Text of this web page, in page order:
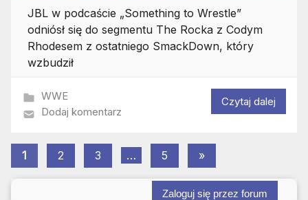
JBL w podcaście „Something to Wrestle”
odniósł się do segmentu The Rocka z Codym
Rhodesem z ostatniego SmackDown, który
wzbudził
WWE
Dodaj komentarz
Czytaj dalej
Stronicowanie
wpisów
1 2 3 … 5
Następne
wpisy
»
Zaloguj się przez forum